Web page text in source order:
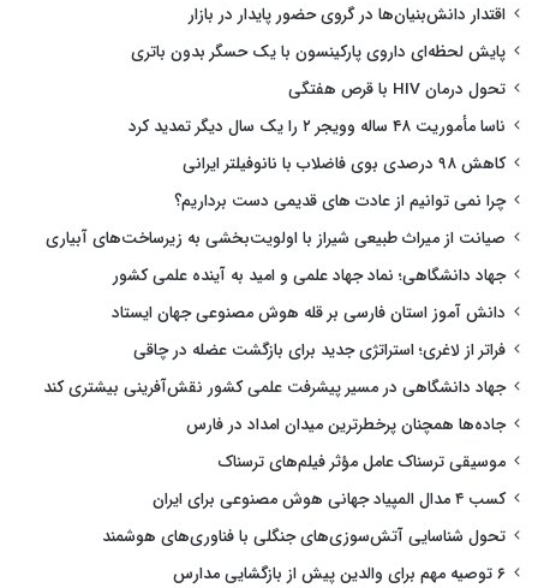
اقتدار دانش‌بنیان‌ها در گروی حضور پایدار در بازار
پایش لحظه‌ای داروی پارکینسون با یک حسگر بدون باتری
تحول درمان HIV با قرص هفتگی
ناسا مأموریت ۴۸ ساله وویجر ۲ را یک سال دیگر تمدید کرد
کاهش ۹۸ درصدی بوی فاضلاب با نانوفیلتر ایرانی
چرا نمی توانیم از عادت های قدیمی دست برداریم؟
صیانت از میراث طبیعی شیراز با اولویت‌بخشی به زیرساخت‌های آبیاری
جهاد دانشگاهی؛ نماد جهاد علمی و امید به آینده علمی کشور
دانش آموز استان فارسی بر قله هوش مصنوعی جهان ایستاد
فراتر از لاغری؛ استراتژی جدید برای بازگشت عضله در چاقی
جهاد دانشگاهی در مسیر پیشرفت علمی کشور نقش‌آفرینی بیشتری کند
جاده‌ها همچنان پرخطرترین میدان امداد در فارس
موسیقی ترسناک عامل مؤثر فیلم‌های ترسناک
کسب ۴ مدال المپیاد جهانی هوش مصنوعی برای ایران
تحول شناسایی آتش‌سوزی‌های جنگلی با فناوری‌های هوشمند
۶ توصیه مهم برای والدین پیش از بازگشایی مدارس